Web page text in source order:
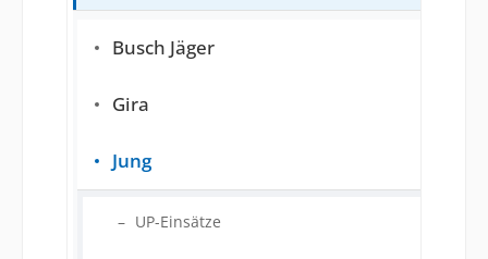
Busch Jäger
Gira
Jung
UP-Einsätze